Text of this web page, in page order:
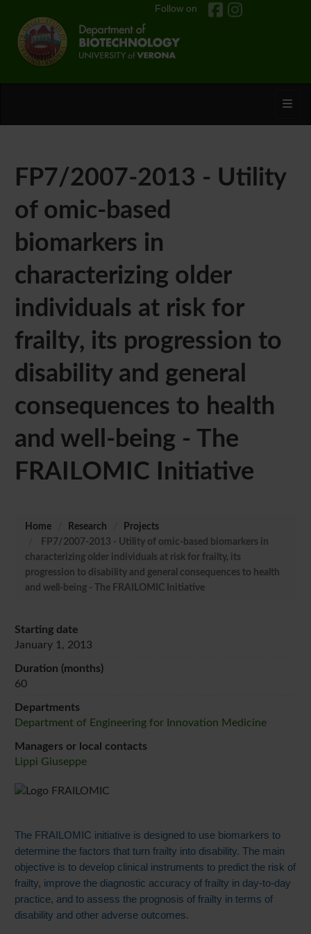
Follow on
FP7/2007-2013 - Utility
of omic-based
biomarkers in
characterizing older
individuals at risk for
frailty, its progression to
disability and general
consequences to health
and well-being - The
FRAILOMIC Initiative
Home Research
Projects
FP7/2007-2013 - Utility of omic-based biomarkers in
characterizing older individuals at risk for frailty, its
progression to disability and general consequences to health
and well-being - The FRAILOMIC Initiative
Starting date
January 1, 2013
Duration (months)
60
Departments
Department of Engineering for Innovation Medicine
Managers or local contacts
Lippi Giuseppe
The FRAILOMIC initiative is designed to use biomarkers to
determine the factors that turn frailty into disability. The main
objective is to develop clinical instruments to predict the risk of
frailty, improve the diagnostic accuracy of frailty in day-to-day
practice, and to assess the prognosis of frailty in terms of
disability and other adverse outcomes.